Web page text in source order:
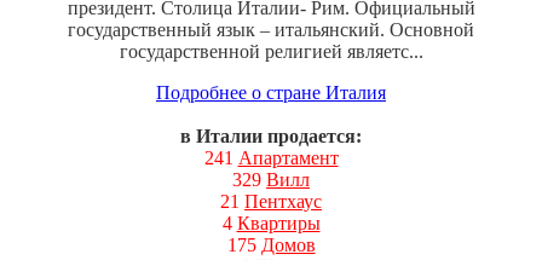
президент. Столица Италии- Рим. Официальный
государственный язык – итальянский. Основной
государственной религией являетс...
Подробнее о стране Италия
в Италии продается:
241 Апартамент
329 Вилл
21 Пентхаус
4 Квартиры
175 Домов